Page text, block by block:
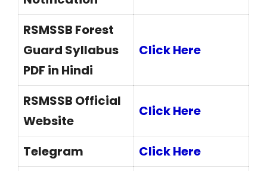
RSMSSB Forest
Guard Syllabus
PDF in Hindi
Click Here
RSMSSB Official
Website
Click Here
Telegram
Click Here